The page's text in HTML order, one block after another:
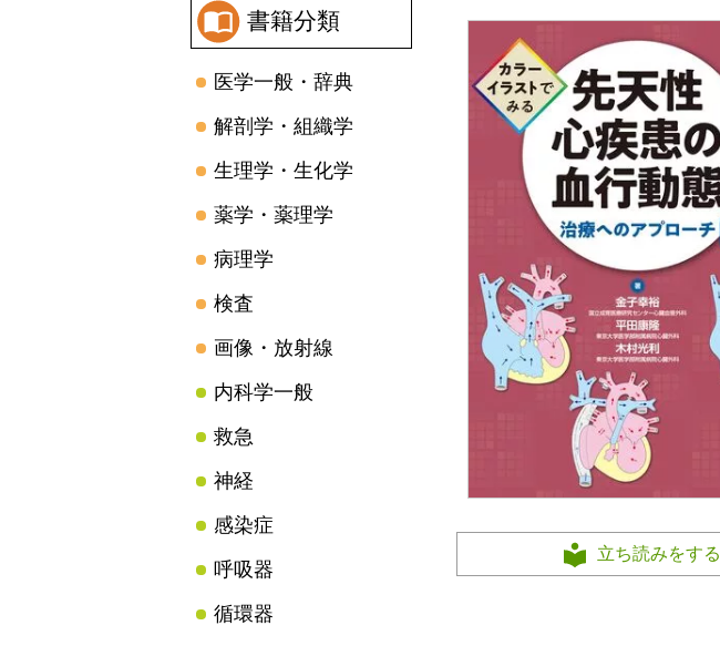
書籍分類
医学一般・辞典
解剖学・組織学
生理学・生化学
薬学・薬理学
病理学
検査
画像・放射線
内科学一般
救急
神経
感染症
呼吸器
循環器
立ち読みをする